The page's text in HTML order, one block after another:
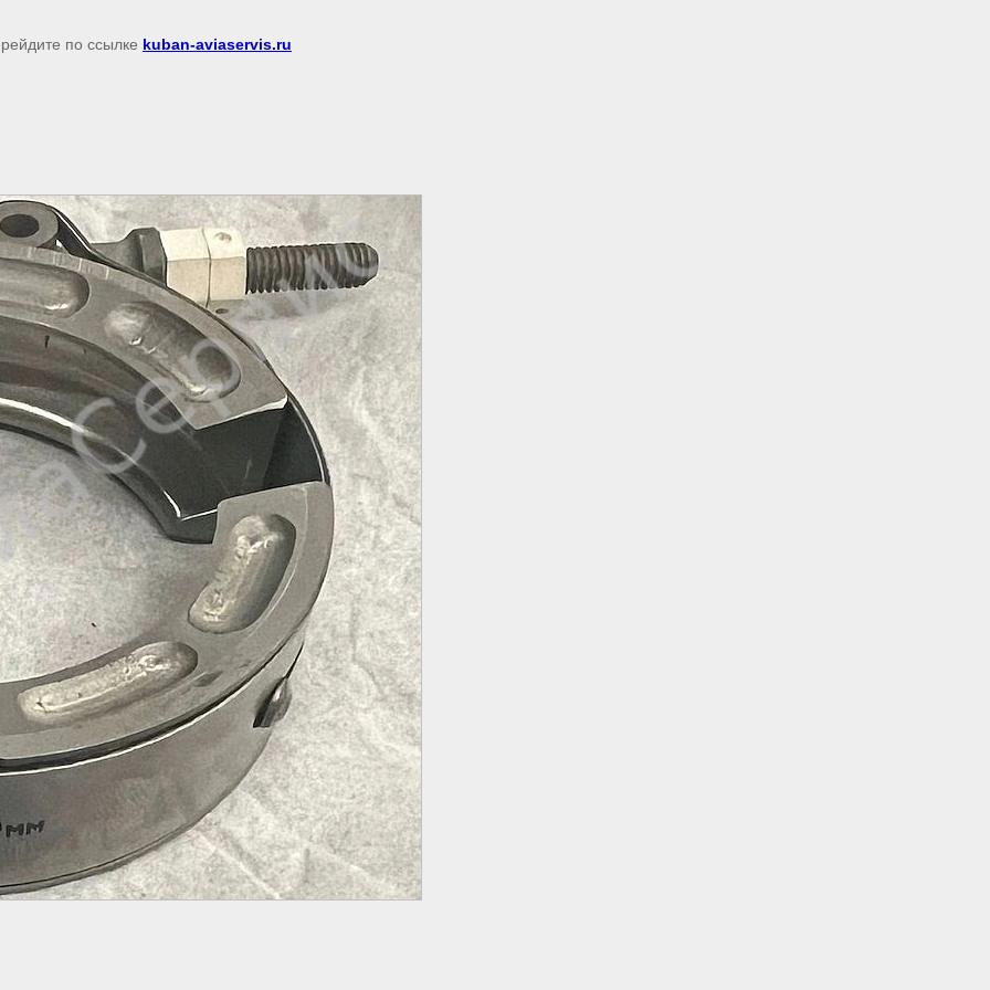
по ссылке kuban-aviaservis.ru